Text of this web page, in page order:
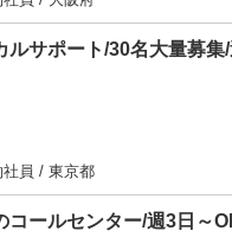
ルサポート/30名大量募集/
員 / 東京都
コールセンター/週3日～